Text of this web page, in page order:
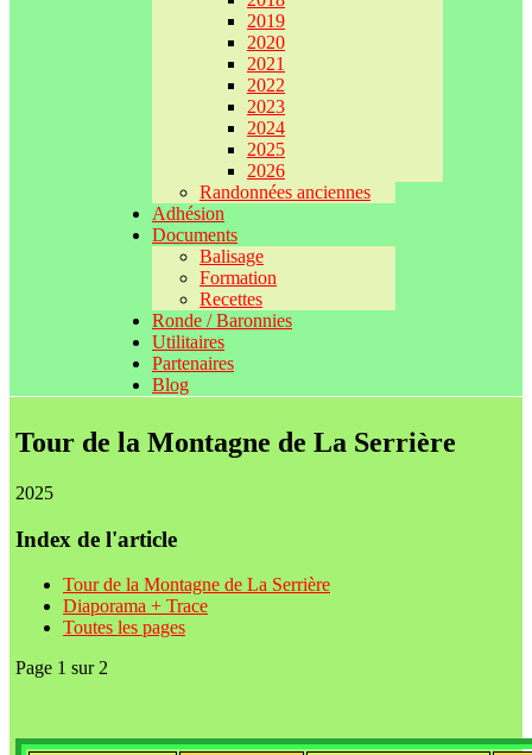
2019
2020
2021
2022
2023
2024
2025
2026
Randonnées anciennes
Adhésion
Documents
Balisage
Formation
Recettes
Ronde / Baronnies
Utilitaires
Partenaires
Blog
Tour de la Montagne de La Serrière
2025
Index de l'article
Tour de la Montagne de La Serrière
Diaporama + Trace
Toutes les pages
Page 1 sur 2